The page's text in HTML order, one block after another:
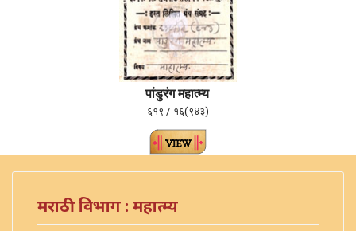
पांडुरंग महात्म्य
६१९ / १६(९४३)
मराठी विभाग : महात्म्य